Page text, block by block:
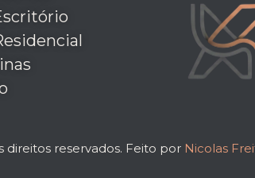
direitos reservados. Feito por Nicolas